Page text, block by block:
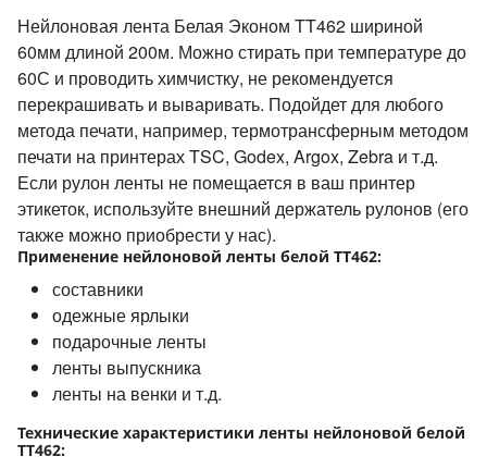
Нейлоновая лента Белая Эконом TT462 шириной
60мм длиной 200м. Можно стирать при температуре до
60С и проводить химчистку, не рекомендуется
перекрашивать и вываривать. Подойдет для любого
метода печати, например, термотрансферным методом
печати на принтерах TSC, Godex, Argox, Zebra и т.д.
Если рулон ленты не помещается в ваш принтер
этикеток, используйте внешний держатель рулонов (его
также можно приобрести у нас).
Применение нейлоновой ленты белой TT462:
составники
одежные ярлыки
подарочные ленты
ленты выпускника
ленты на венки и т.д.
Технические характеристики ленты нейлоновой белой
TT462: